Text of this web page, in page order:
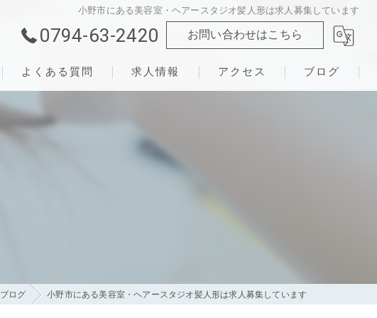
小野市にある美容室・ヘアースタジオ髪人形は求人募集しています
0794-63-2420 お問い合わせはこちら
よくある質問 求人情報 アクセス ブログ
ブログ 小野市にある美容室・ヘアースタジオ髪人形は求人募集しています